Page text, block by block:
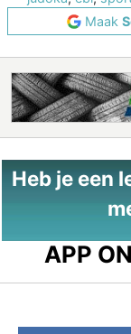
Maak
Heb je een
APP